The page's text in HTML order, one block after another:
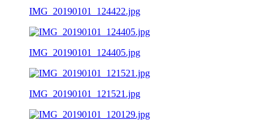
IMG_20190101_124422.jpg
IMG_20190101_124405.jpg
IMG_20190101_121521.jpg